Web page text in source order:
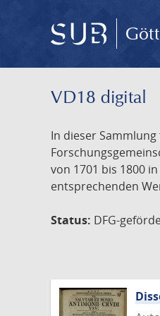
VD18 digital
In dieser
von 1701 bis 1800
entsprechenden
Status: DFG-